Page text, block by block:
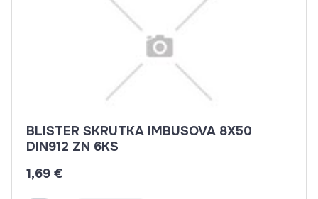
BLISTER SKRUTKA IMBUSOVA 8X50
DIN912 ZN 6KS
1,69 €